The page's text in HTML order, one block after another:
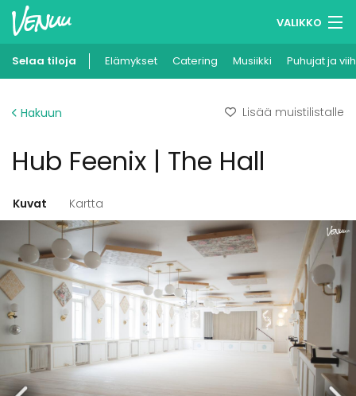
VALIKKO
Muistilistasi
Ilmoita kohteesi
Selaa tiloja Elämykset Catering Musiikki Puhujat ja
Hakuun Lisää muistilistalle
Hub Feenix | The Hall
Kuvat Kartta